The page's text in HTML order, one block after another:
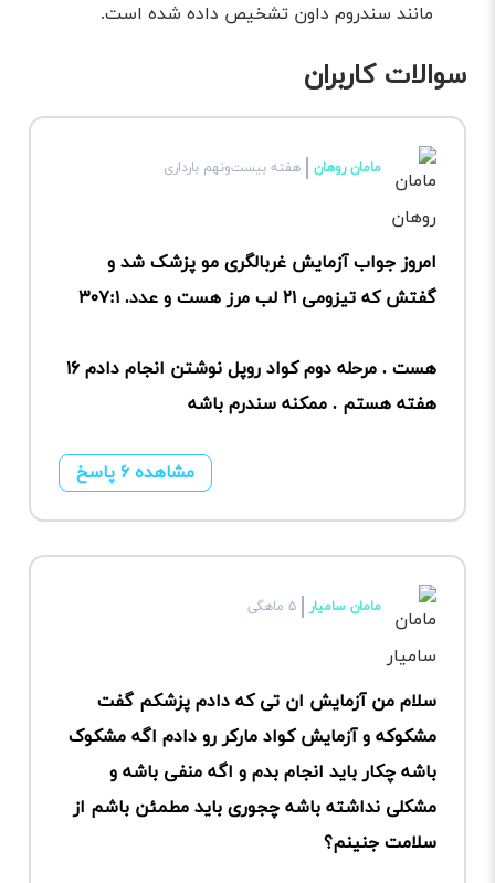
مانند سندروم داون تشخیص داده شده است.
سوالات کاربران
مامان روهان هفته بیست‌ونهم بارداری
امروز جواب آزمایش غربالگری مو پزشک شد و
گفتش که تیزومی ۲۱ لب مرز هست و عدد. ۳۰۷:۱
هست . مرحله دوم کواد روپل نوشتن انجام دادم ۱۶
هفته هستم . ممکنه سندرم باشه
مشاهده ۶ پاسخ
مامان سامیار ۵ ماهگی
سلام من آزمایش ان تی که دادم پزشکم گفت
مشکوکه و آزمایش کواد مارکر رو دادم اگه مشکوک
باشه چکار باید انجام بدم و اگه منفی باشه و
مشکلی نداشته باشه چجوری باید مطمئن باشم از
سلامت جنینم؟